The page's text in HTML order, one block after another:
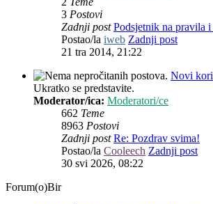
3 Postovi
Zadnji post Podsjetnik na pravila
Postao/la iweb Zadnji post
21 tra 2014, 21:22
Novi
Ukratko se predstavite.
Moderator/ica: Moderatori/ce
662 Teme
8963 Postovi
Zadnji post Re: Pozdrav svima!
Postao/la Cooleech Zadnji post
30 svi 2026, 08:22
Forum(o)Bir